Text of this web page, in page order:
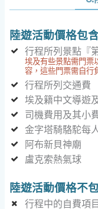
陸遊活動價格包
行程所列景點『
埃及有些景點需門票
容，這些門票需自行
行程所列交通費
埃及籍中文導遊
司機費用及其小
金字塔騎駱駝每
阿布新貝神廟
盧克索熱氣球
陸遊活動價格不
行程中的自費項